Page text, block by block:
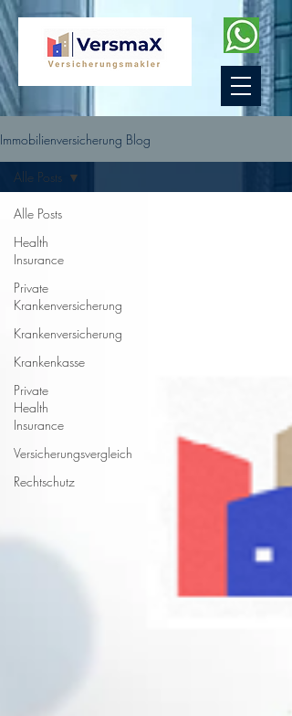
Immobilienversicherung Blog
Alle Posts
Health
Insurance
Private
Krankenversicherung
Krankenversicherung
Krankenkasse
Private
Health
Insurance
Versicherungsvergleich
Rechtschutz
Alle Posts